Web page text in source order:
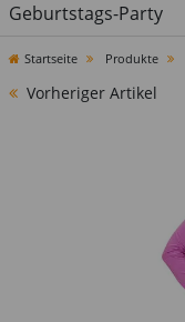
Geburtstags-Party
Startseite Produkte
Vorheriger Artikel